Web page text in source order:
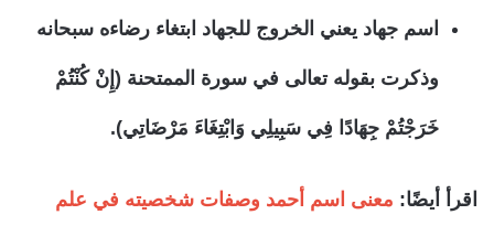
اسم جهاد يعني الخروج للجهاد ابتغاء رضاءه سبحانه
وذكرت بقوله تعالى في سورة الممتحنة (إِنْ كُنْتُمْ
خَرَجْتُمْ جِهَادًا فِي سَبِيلِي وَابْتِغَاءَ مَرْضَاتِي).
اقرأ أيضًا: معنى اسم أحمد وصفات شخصيته في علم